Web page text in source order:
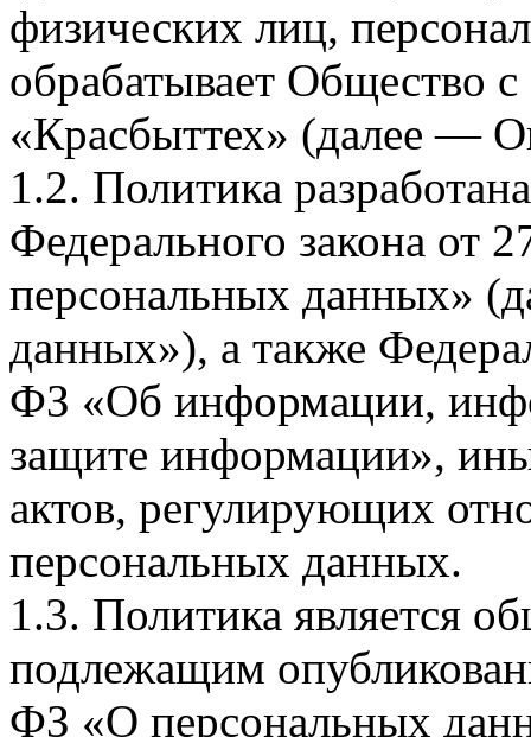
физических лиц,
обрабатывает Общество
«Красбыттех» (далее —
1.2. Политика
Федерального закона
персональных данных»
данных»), а также
ФЗ «Об информации,
защите информации»,
актов, регулирующих
персональных данных.
1.3. Политика является
подлежащим
ФЗ «О персональных